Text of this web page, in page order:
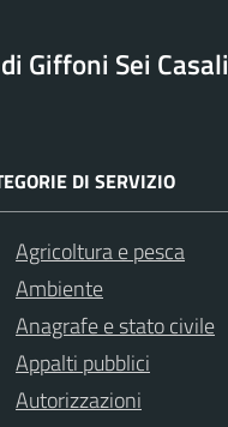
Giffoni Sei Casali
DI SERVIZIO
Agricoltura e pesca
Ambiente
Anagrafe e stato civile
Appalti pubblici
Autorizzazioni